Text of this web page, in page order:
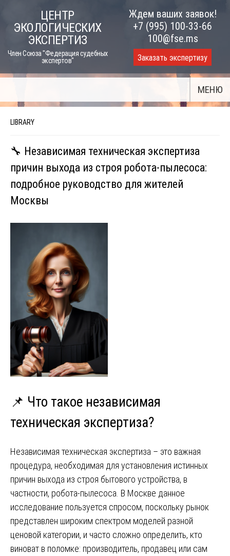
content
ЦЕНТР
ЭКОЛОГИЧЕСКИХ
ЭКСПЕРТИЗ
Член Союза "Федерация судебных
экспертов"
Ждем ваших заявок!
+7 (995) 100-33-66
100@fse.ms
Заказать экспертизу
МЕНЮ
LIBRARY
🔧 Независимая техническая экспертиза
причин выхода из строя робота-пылесоса:
подробное руководство для жителей
Москвы
📌 Что такое независимая
техническая экспертиза?
Независимая техническая экспертиза – это важная
процедура, необходимая для установления истинных
причин выхода из строя бытового устройства, в
частности, робота-пылесоса. В Москве данное
исследование пользуется спросом, поскольку рынок
представлен широким спектром моделей разной
ценовой категории, и часто сложно определить, кто
виноват в поломке: производитель, продавец или сам